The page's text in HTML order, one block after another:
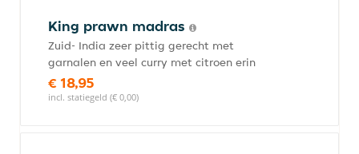
King prawn madras
Zuid- India zeer pittig gerecht met
garnalen en veel curry met citroen erin
€ 18,95
incl. statiegeld (€ 0,00)